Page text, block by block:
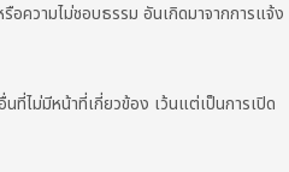
อความไม่ชอบธรรม อันเกิดมาจากการแจ้ง
ที่ไม่มีหน้าที่เกี่ยวข้อง เว้นแต่เป็นการเปิด